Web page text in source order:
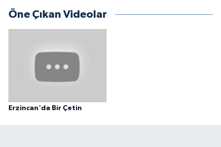
Öne Çıkan Videolar
Erzincan'da Bir Çetin